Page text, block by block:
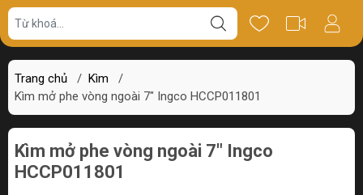
Trang chủ / Kìm
/
Kìm mở phe vòng ngoài 7" Ingco HCCP011801
Giá bán Thông số Review
Kìm mở phe vòng ngoài 7" Ingco
HCCP011801